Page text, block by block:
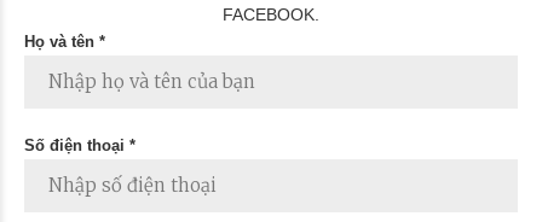
FACEBOOK.
Họ và tên *
Số điện thoại *